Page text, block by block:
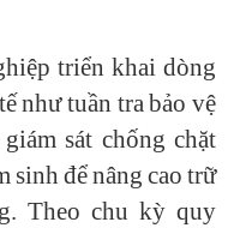
triển khai dòng
như tuần tra bảo vệ
sát chống chặt
sinh để nâng cao trữ
Theo chu kỳ quy